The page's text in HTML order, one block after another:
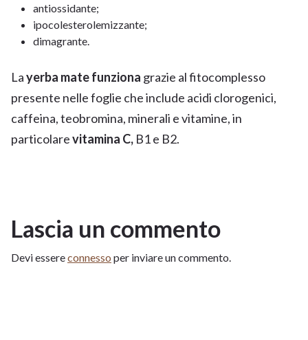
antiossidante;
ipocolesterolemizzante;
dimagrante.
Layerba mate funziona grazie al fitocomplesso
presente nelle foglie che include acidi clorogenici,
caffeina, teobromina, minerali e vitamine, in
particolarevitamina C, B1 e B2.
Lascia un commento
Devi essereconnesso per inviare un commento.